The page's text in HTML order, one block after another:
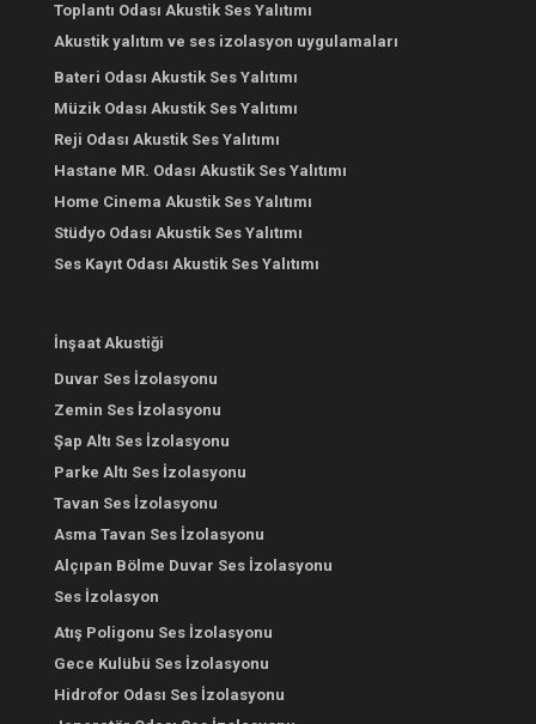
Toplantı Odası Akustik Ses Yalıtımı
Akustik yalıtım ve ses izolasyon uygulamaları
Bateri Odası Akustik Ses Yalıtımı
Müzik Odası Akustik Ses Yalıtımı
Reji Odası Akustik Ses Yalıtımı
Hastane MR. Odası Akustik Ses Yalıtımı
Home Cinema Akustik Ses Yalıtımı
Stüdyo Odası Akustik Ses Yalıtımı
Ses Kayıt Odası Akustik Ses Yalıtımı
İnşaat Akustiği
Duvar Ses İzolasyonu
Zemin Ses İzolasyonu
Şap Altı Ses İzolasyonu
Parke Altı Ses İzolasyonu
Tavan Ses İzolasyonu
Asma Tavan Ses İzolasyonu
Alçıpan Bölme Duvar Ses İzolasyonu
Ses İzolasyon
Atış Poligonu Ses İzolasyonu
Gece Kulübü Ses İzolasyonu
Hidrofor Odası Ses İzolasyonu